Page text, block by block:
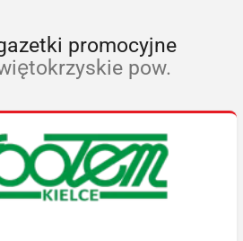
promocyjne
pow.